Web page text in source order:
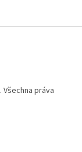
. Všechna práva